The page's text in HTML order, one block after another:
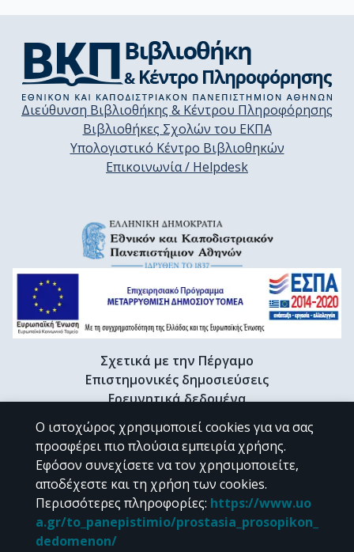
Διεύθυνση Βιβλιοθήκης & Κέντρου Πληροφόρησης
Βιβλιοθήκες Σχολών του ΕΚΠΑ
Υπολογιστικό Κέντρο Βιβλιοθηκών
Επικοινωνία / Helpdesk
Σχετικά με την Πέργαμο
Επιστημονικές δημοσιεύσεις
Ερευνητικά δεδομένα
Διδακτορικές διατριβές & Γκρίζα βιβλιογραφία
Προφίλ Ερευνητή
CC BY-NC 4.0
Εκτός αν αναφέρεται διαφορετικά, το υλικό της "Περγάμου" διατίθεται
Ο ιστοχώρος χρησιμοποιεί cookies για να σας
προσφέρει πιο πλούσια εμπειρία χρήσης.
Εφόσον συνεχίσετε να τον χρησιμοποιείτε,
αποδέχεστε και τη χρήση των cookies.
Περισσότερες πληροφορίες: https://www.uo
a.gr/to_panepistimio/prostasia_prosopikon_
dedomenon/